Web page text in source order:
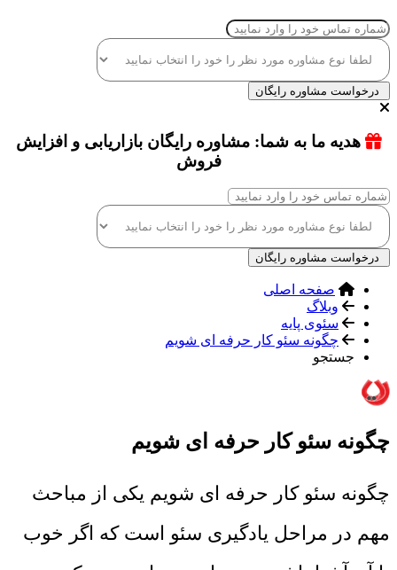
درخواست مشاوره رایگان
هدیه ما به شما: مشاوره رایگان بازاریابی و افزایش
فروش
درخواست مشاوره رایگان
صفحه اصلی
وبلاگ
سئوی پایه
چگونه سئو کار حرفه ای شویم
جستجو
چگونه سئو کار حرفه ای شویم
چگونه سئو کار حرفه ای شویم یکی از مباحث
مهم در مراحل یادگیری سئو است که اگر خوب